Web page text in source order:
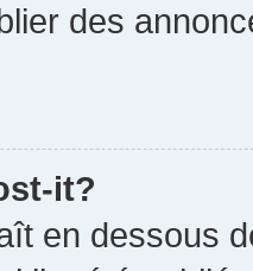
des
it?
en dessous